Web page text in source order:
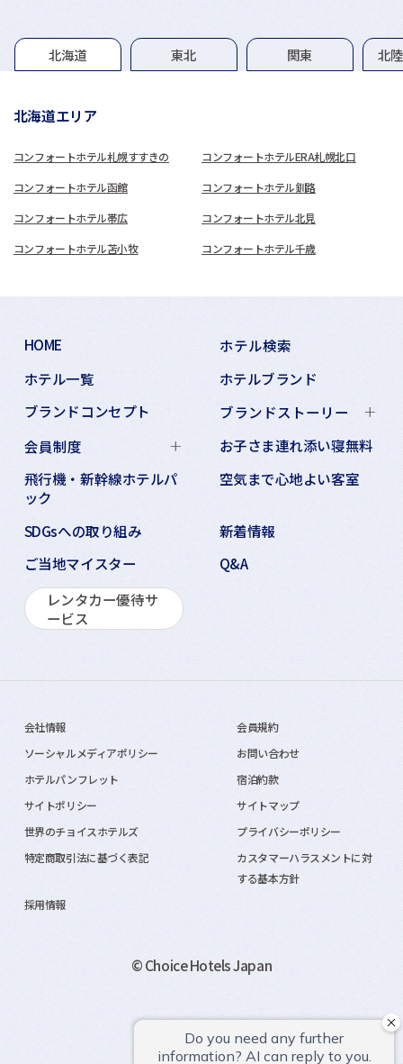
グループホテル一覧
北海道 東北 関東 北
北海道エリア
コンフォートホテル札幌すすきの コンフォートホテルERA札幌北口
コンフォートホテル函館 コンフォートホテル釧路
コンフォートホテル帯広 コンフォートホテル北見
コンフォートホテル苫小牧 コンフォートホテル千歳
HOME
ホテル検索
ホテル一覧
ホテルブランド
ブランドコンセプト
ブランドストーリー
会員制度
お子さま連れ添い寝無料
飛行機・新幹線ホテルパ
ック
空気まで心地よい客室
SDGsへの取り組み
新着情報
ご当地マイスター
Q&A
レンタカー優待サ
ービス
会社情報
会員規約
ソーシャルメディアポリシー
お問い合わせ
ホテルパンフレット
宿泊約款
サイトポリシー
サイトマップ
世界のチョイスホテルズ
プライバシーポリシー
特定商取引法に基づく表記
カスタマーハラスメントに対
する基本方針
採用情報
© Choice Hotels Japan